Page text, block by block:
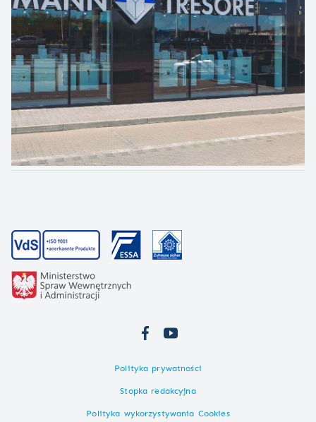
Polityka prywatności
Stopka redakcyjna
Polityka wykorzystywania Cookies